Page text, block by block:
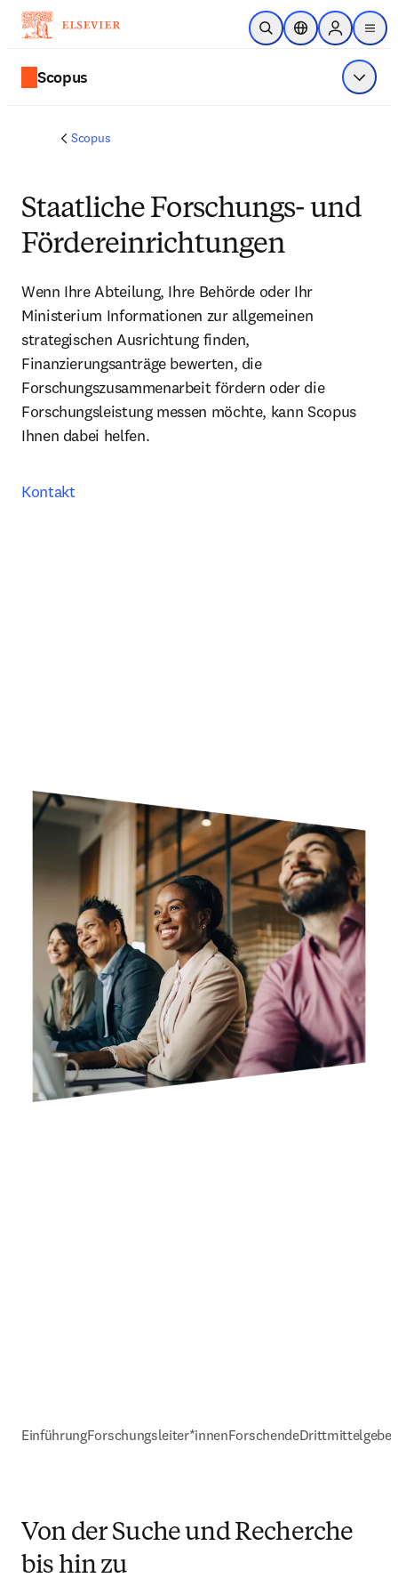
Zum Hauptinhalt wechseln
Suche öffnenStandortauswahl
Sign in to
menu
Scopus Menü
Scopus
Staatliche Forschungs- und
Fördereinrichtungen
Wenn Ihre Abteilung, Ihre Behörde oder Ihr
Ministerium Informationen zur allgemeinen
strategischen Ausrichtung finden,
Finanzierungsanträge bewerten, die
Forschungszusammenarbeit fördern oder die
Forschungsleistung messen möchte, kann Scopus
Ihnen dabei helfen.
Kontakt
EinführungForschungsleiter*innenForschendeDrittmittelgeber
Von der Suche und Recherche
bis hin zu